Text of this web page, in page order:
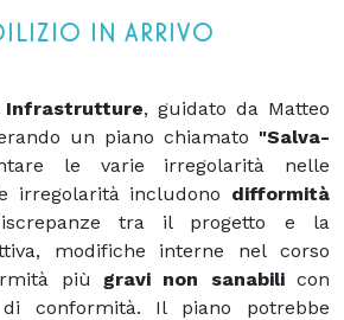
IN ARRIVO
Infrastrutture, guidato da Matteo
un piano chiamato "Salva-
le varie irregolarità nelle
irregolarità includono difformità
tra il progetto e la
modifiche interne nel corso
più gravi non sanabilicon
conformità. Il piano potrebbe